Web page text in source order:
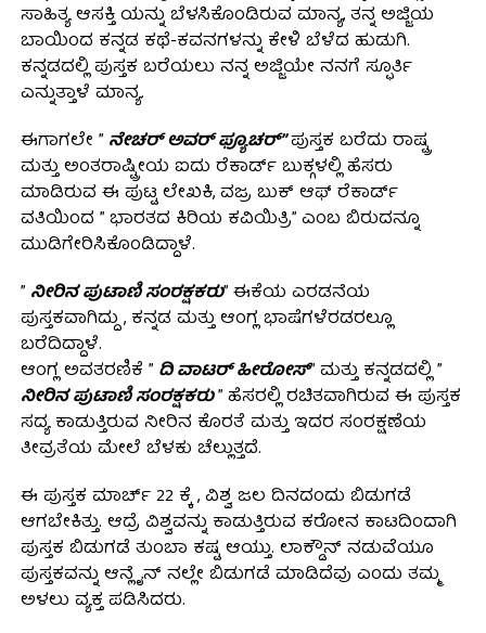
ಸಾಹಿತ್ಯ ಆಸಕ್ತಿ ಯನ್ನು ಬೆಳಸಿಕೊಂಡಿರುವ ಮಾನ್ಯ, ತನ್ನ ಅಜ್ಜಿಯ
ಬಾಯಿಂದ ಕನ್ನಡ ಕಥೆ-ಕವನಗಳನ್ನು ಕೇಳಿ ಬೆಳೆದ ಹುಡುಗಿ.
ಕನ್ನಡದಲ್ಲಿ ಪುಸ್ತಕ ಬರೆಯಲು ನನ್ನ ಅಜ್ಜಿಯೇ ನನಗೆ ಸ್ಫೂರ್ತಿ
ಎನ್ನುತ್ತಾಳೆ ಮಾನ್ಯ.
ಈಗಾಗಲೇ ” ನೇಚರ್ ಅವರ್ ಫ್ಯೂಚರ್”ಪುಸ್ತಕ ಬರೆದು ರಾಷ್ಟ್ರ
ಮತ್ತು ಅಂತರಾಷ್ಟ್ರೀಯ ಐದು ರೆಕಾರ್ಡ್ ಬುಕ್ಗಳಲ್ಲಿ ಹೆಸರು
ಮಾಡಿರುವ ಈ ಪುಟ್ಟ ಲೇಖಕಿ, ವಜ್ರ ಬುಕ್ ಆಫ್ ರೆಕಾರ್ಡ್
ವತಿಯಿಂದ ” ಭಾರತದ ಕಿರಿಯ ಕವಿಯಿತ್ರಿ” ಎಂಬ ಬಿರುದನ್ನೂ
ಮುಡಿಗೇರಿಸಿಕೊಂಡಿದ್ದಾಳೆ.
” ನೀರಿನ ಪುಟಾಣಿ ಸಂರಕ್ಷಕರು” ಈಕೆಯ ಎರಡನೆಯ
ಪುಸ್ತಕವಾಗಿದ್ದು , ಕನ್ನಡ ಮತ್ತು ಆಂಗ್ಲ ಭಾಷೆಗಳೆರಡರಲ್ಲೂ
ಬರೆದಿದ್ದಾಳೆ.
ಆಂಗ್ಲ ಅವತರಣಿಕೆ ” ದಿ ವಾಟರ್ ಹೀರೋಸ್” ಮತ್ತು ಕನ್ನಡದಲ್ಲಿ ”
ನೀರಿನ ಪುಟಾಣಿ ಸಂರಕ್ಷಕರು” ಹೆಸರಲ್ಲಿ ರಚಿತವಾಗಿರುವ ಈ ಪುಸ್ತಕ
ಸದ್ಯ ಕಾಡುತ್ತಿರುವ ನೀರಿನ ಕೊರತೆ ಮತ್ತು ಇದರ ಸಂರಕ್ಷಣೆಯ
ತೀವ್ರತೆಯ ಮೇಲೆ ಬೆಳಕು ಚೆಲ್ಲುತ್ತದೆ.
ಈ ಪುಸ್ತಕ ಮಾರ್ಚ್ 22 ಕ್ಕೆ , ವಿಶ್ವ ಜಲ ದಿನದಂದು ಬಿಡುಗಡೆ
ಆಗಬೇಕಿತ್ತು. ಆದ್ರೆ ವಿಶ್ವವನ್ನು ಕಾಡುತ್ತಿರುವ ಕರೋನ ಕಾಟದಿಂದಾಗಿ
ಪುಸ್ತಕ ಬಿಡುಗಡೆ ತುಂಬಾ ಕಷ್ಟ ಆಯ್ತು. ಲಾಕ್ಡೌನ್ ನಡುವೆಯೂ
ಪುಸ್ತಕವನ್ನು ಆನ್ಲೈನ್ ನಲ್ಲೇ ಬಿಡುಗಡೆ ಮಾಡಿದೆವು ಎಂದು ತಮ್ಮ
ಅಳಲು ವ್ಯಕ್ತ ಪಡಿಸಿದರು.